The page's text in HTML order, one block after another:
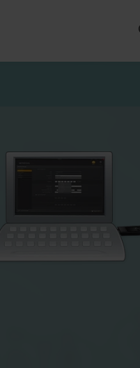
à créer des
services publics,